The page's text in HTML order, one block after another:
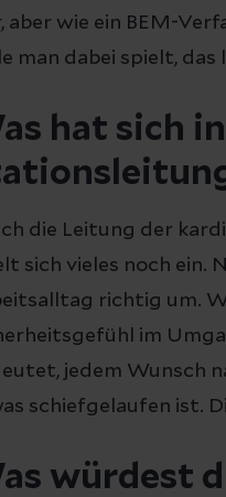
aber wie ein BEM-
man dabei spielt,
hat sich
die Leitung der
sich vieles noch ein.
richtig um.
im
jedem Wunsch
schiefgelaufen ist.
würdest